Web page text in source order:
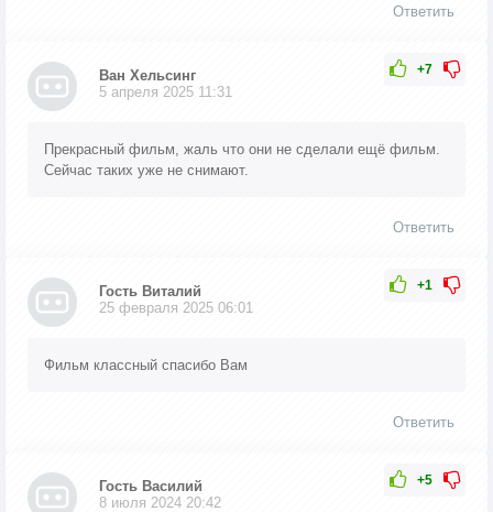
Ответить
+7
Ван Хельсинг
5 апреля 2025 11:31
Прекрасный фильм, жаль что они не сделали ещё фильм.
Сейчас таких уже не снимают.
Ответить
+1
Гость Виталий
25 февраля 2025 06:01
Фильм классный спасибо Вам
Ответить
+5
Гость Василий
8 июля 2024 20:42